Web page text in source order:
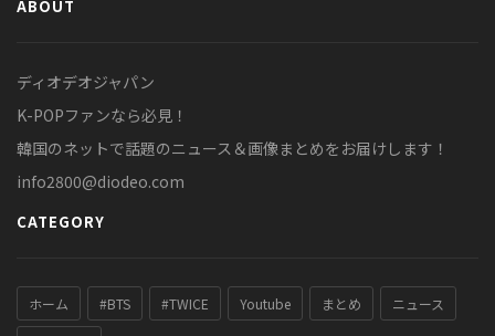
ABOUT
ディオデオジャパン
K-POPファンなら必見！
韓国のネットで話題のニュース＆画像まとめをお届けします！
info2800@diodeo.com
CATEGORY
ホーム #BTS #TWICE Youtube まとめ ニュース